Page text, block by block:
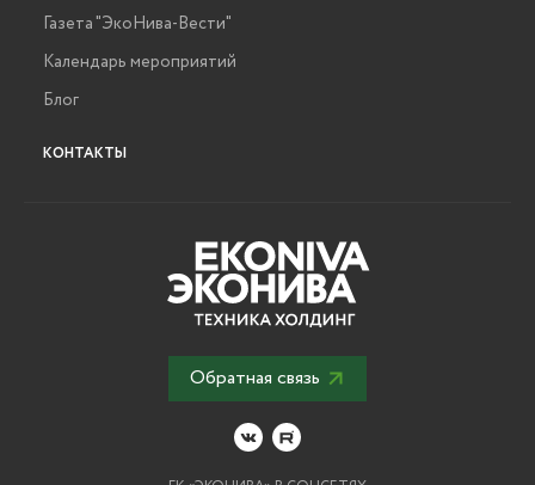
Газета "ЭкоНива-Вести"
Календарь мероприятий
Блог
КОНТАКТЫ
Обратная связь